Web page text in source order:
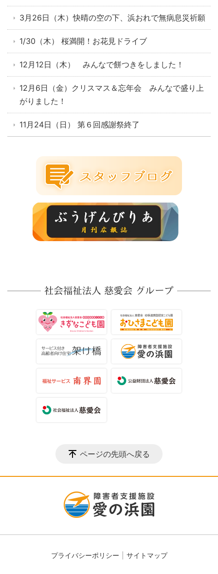
3月26日（木）快晴の空の下、浜おれで無病息災祈願
1/30（木） 桜満開！お花見ドライブ
12月12日（木） みんなで餅つきをしました！
12月6日（金）クリスマス＆忘年会 みんなで盛り上
がりました！
11月24日（日） 第６回感謝祭終了
ページの先頭へ戻る
プライバシーポリシー サイトマップ